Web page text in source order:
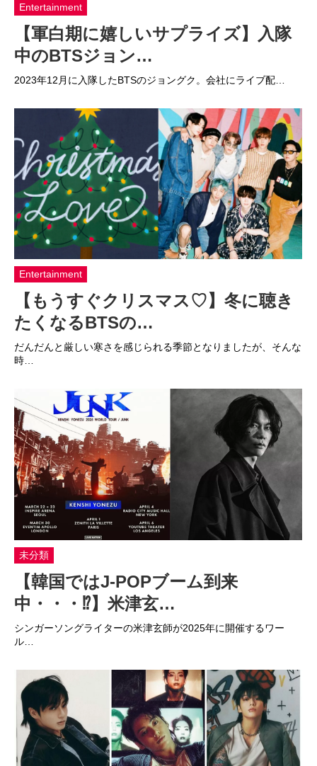
Entertainment
【軍白期に嬉しいサプライズ】入隊
中のBTSジョン…
2023年12月に入隊したBTSのジョングク。会社にライブ配…
Entertainment
【もうすぐクリスマス♡】冬に聴き
たくなるBTSの…
だんだんと厳しい寒さを感じられる季節となりましたが、そんな
時…
未分類
【韓国ではJ-POPブーム到来
中・・・⁉】米津玄…
シンガーソングライターの米津玄師が2025年に開催するワー
ル…